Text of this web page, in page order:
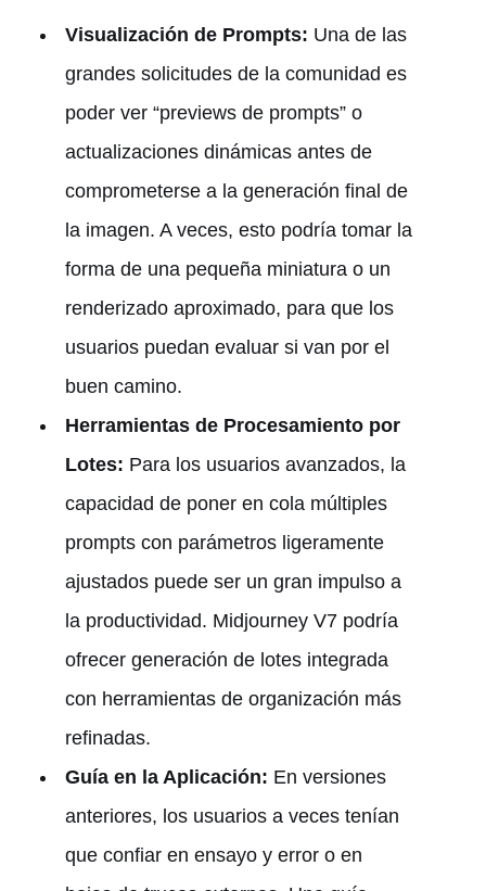
Visualización de Prompts: Una de las
grandes solicitudes de la comunidad es
poder ver “previews de prompts” o
actualizaciones dinámicas antes de
comprometerse a la generación final de
la imagen. A veces, esto podría tomar la
forma de una pequeña miniatura o un
renderizado aproximado, para que los
usuarios puedan evaluar si van por el
buen camino.
Herramientas de Procesamiento por
Lotes: Para los usuarios avanzados, la
capacidad de poner en cola múltiples
prompts con parámetros ligeramente
ajustados puede ser un gran impulso a
la productividad. Midjourney V7 podría
ofrecer generación de lotes integrada
con herramientas de organización más
refinadas.
Guía en la Aplicación: En versiones
anteriores, los usuarios a veces tenían
que confiar en ensayo y error o en